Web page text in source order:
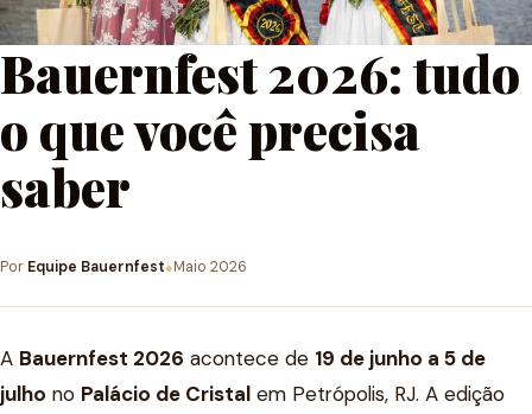
Bauernfest 2026: tudo
o que você precisa
saber
Por Equipe Bauernfest●Maio 2026
A Bauernfest 2026 acontece de 19 de junho a 5 de
julho no Palácio de Cristal em Petrópolis, RJ. A edição